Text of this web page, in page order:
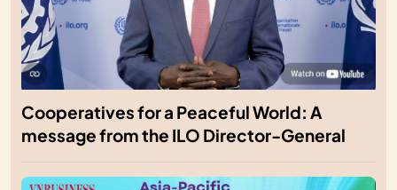
Cooperatives for a Peaceful World: A
message from the ILO Director-General